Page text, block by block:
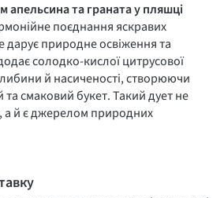
апельсина та граната у пляшці
поєднання яскравих
дарує природне освіження та
солодко-кислої цитрусової
й насиченості, створюючи
смаковий букет. Такий дует не
а й є джерелом природних